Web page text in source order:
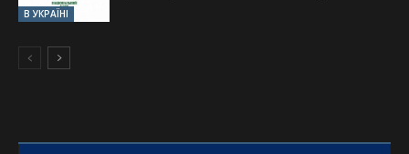
В УКРАЇНІ